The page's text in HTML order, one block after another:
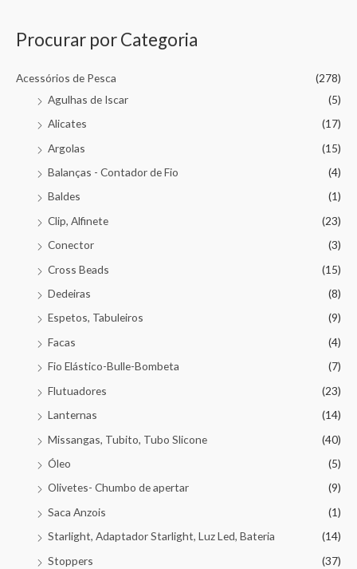
Procurar por Categoria
Acessórios de Pesca
(278)
Agulhas de Iscar
(5)
Alicates
(17)
Argolas
(15)
Balanças - Contador de Fio
(4)
Baldes
(1)
Clip, Alfinete
(23)
Conector
(3)
Cross Beads
(15)
Dedeiras
(8)
Espetos, Tabuleiros
(9)
Facas
(4)
Fio Elástico-Bulle-Bombeta
(7)
Flutuadores
(23)
Lanternas
(14)
Missangas, Tubito, Tubo Slicone
(40)
Óleo
(5)
Olivetes- Chumbo de apertar
(9)
Saca Anzois
(1)
Starlight, Adaptador Starlight, Luz Led, Bateria
(14)
Stoppers
(37)